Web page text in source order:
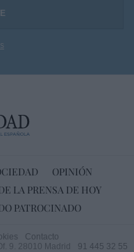
OPINIÓN
LA PRENSA DE HOY
PATROCINADO
Contacto
9. 28010 Madrid
91 445 32 55